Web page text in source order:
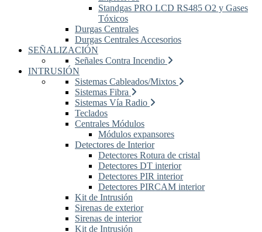
Standgas PRO LCD RS485 O2 y Gases
Tóxicos
Durgas Centrales
Durgas Centrales Accesorios
SEÑALIZACIÓN
Señales Contra Incendio
INTRUSIÓN
Sistemas Cableados/Mixtos
Sistemas Fibra
Sistemas Vía Radio
Teclados
Centrales Módulos
Módulos expansores
Detectores de Interior
Detectores Rotura de cristal
Detectores DT interior
Detectores PIR interior
Detectores PIRCAM interior
Kit de Intrusión
Sirenas de exterior
Sirenas de interior
Kit de Intrusión